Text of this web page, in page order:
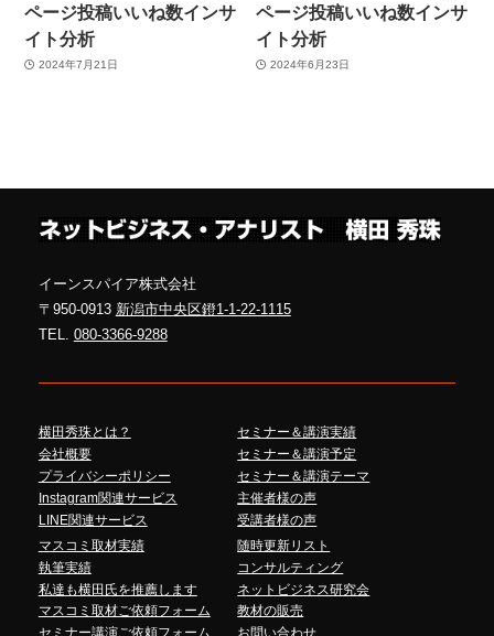
ページ投稿いいね数インサ
イト分析
2024年7月21日
ページ投稿いいね数インサ
イト分析
2024年6月23日
イーンスパイア株式会社
〒950-0913 新潟市中央区鐙1-1-22-1115
TEL. 080-3366-9288
横田秀珠とは？
会社概要
プライバシーポリシー
Instagram関連サービス
LINE関連サービス
セミナー＆講演実績
セミナー＆講演予定
セミナー＆講演テーマ
主催者様の声
受講者様の声
マスコミ取材実績
執筆実績
私達も横田氏を推薦します
マスコミ取材ご依頼フォーム
セミナー講演ご依頼フォーム
随時更新リスト
コンサルティング
ネットビジネス研究会
教材の販売
お問い合わせ